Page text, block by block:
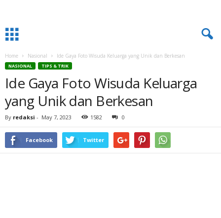
Home Nasional Ide Gaya Foto Wisuda Keluarga yang Unik dan Berkesan
NASIONAL TIPS & TRIK
Ide Gaya Foto Wisuda Keluarga
yang Unik dan Berkesan
By redaksi - May 7, 2023 1582 0
Facebook Twitter